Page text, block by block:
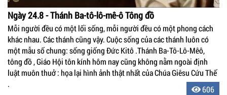
Ngày 24.8 - Thánh Ba-tô-lô-mê-ô Tông đồ
Mỗi người đều có một lối sống, mỗi người đều có một phong cách
khác nhau. Các thánh cũng vậy. Cuộc sống của các thánh luôn có
một mẫu số chung: sống giống Ðức Kitô .Thánh Ba-Tô-Lô-Mêô,
tông đồ , Giáo Hội tôn kính hôm nay cũng không nằm ngoài định
luật muôn thuở : họa lại hình ảnh thật nhất của Chúa Giêsu Cứu Thế
.
606